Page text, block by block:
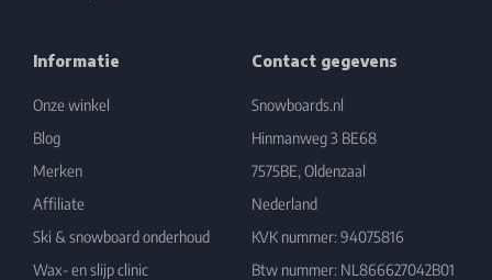
Informatie
Onze winkel
Blog
Merken
Affiliate
Ski & snowboard onderhoud
Wax- en slijp clinic
Contact gegevens
Snowboards.nl
Hinmanweg 3 BE68
7575BE, Oldenzaal
Nederland
KVK nummer: 94075816
Btw nummer: NL866627042B01